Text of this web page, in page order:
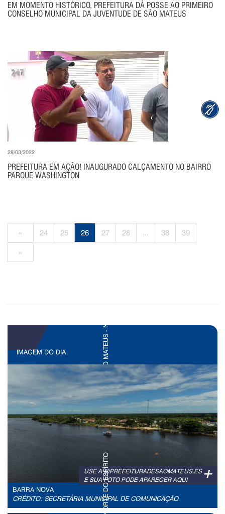
EM MOMENTO HISTÓRICO, PREFEITURA DÁ POSSE AO PRIMEIRO
CONSELHO MUNICIPAL DA JUVENTUDE DE SÃO MATEUS
28/03/2022
PREFEITURA EM AÇÃO! INAUGURADO CALÇAMENTO NO BAIRRO
PARQUE WASHINGTON
« 24 25 26 27 28 ... 38
39
»
IMAGEM DO DIA
+
USE A @PREFEITURADESAOMATEUS.ES
E SUA FOTO PODE APARECER AQUI
BARRA NOVA
CRÉDITO: SECRETÁRIA MUNICIPAL DE COMUNICAÇÃO